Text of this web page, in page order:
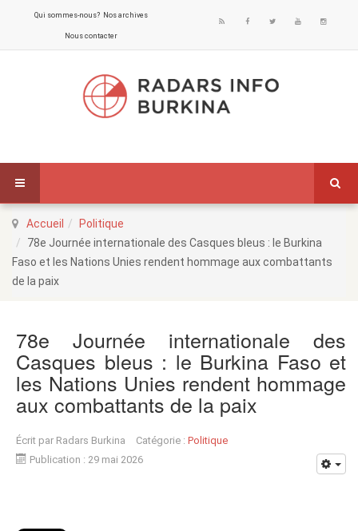
Qui sommes-nous? Nos archives
Nous contacter
Accueil
Politique
78e Journée internationale des Casques bleus : le Burkina
Faso et les Nations Unies rendent hommage aux combattants
de la paix
78e Journée internationale des
Casques bleus : le Burkina Faso et
les Nations Unies rendent hommage
aux combattants de la paix
Écrit par Radars Burkina Catégorie : Politique
Publication : 29 mai 2026